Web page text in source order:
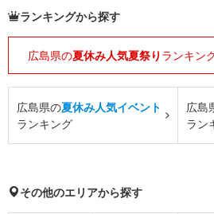
ランキングから探す
広島県の夏休み人気夏祭り ランキン
広島県の夏休み人気イベント
ランキング
広島
ラン
その他のエリアから探す